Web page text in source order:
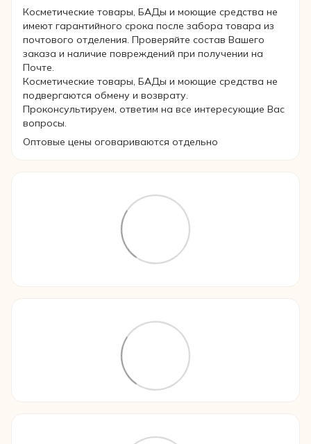
Косметические товары, БАДы и моющие средства не
имеют гарантийного срока после забора товара из
почтового отделения. Проверяйте состав Вашего
заказа и наличие повреждений при получении на
Почте.
Косметические товары, БАДы и моющие средства не
подвергаются обмену и возврату.
Проконсультируем, ответим на все интересующие Вас
вопросы.
Оптовые цены оговариваются отдельно